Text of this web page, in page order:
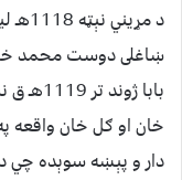
د مړيني نېټه 1118هـ ليكلې ده.
ښاغلى دوست محمد
بابا
دار و پېښه سوېده چي